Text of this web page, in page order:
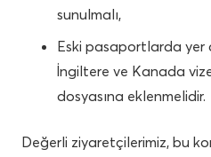
sunulmalı,
Eski pasaportlarda yer
İngiltere ve Kanada
dosyasına eklenmelidir.
Değerli ziyaretçilerimiz, bu